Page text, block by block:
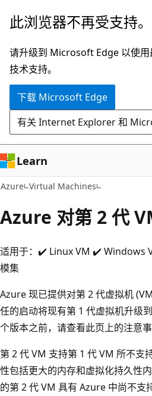
跳
主
要
内
此浏览器不再受支持。
请升级到 Microsoft Edge 以使用
技术支持。
下载 Microsoft Edge
有关 Internet Explorer 和
Learn
Azure Virtual Machines
Azure 对第 2 代
适用于：✔️ Linux VM ✔️ Windows
模集
Azure 现已提供对第 2 代虚拟机
任的启动将现有第 1 代虚拟机升级
个版本之前，请查看此页上的注意
第 2 代 VM 支持第 1 代 VM 所不支
性包括更大的内存和虚拟化持久性
的第 2 代 VM 具有 Azure 中尚不支